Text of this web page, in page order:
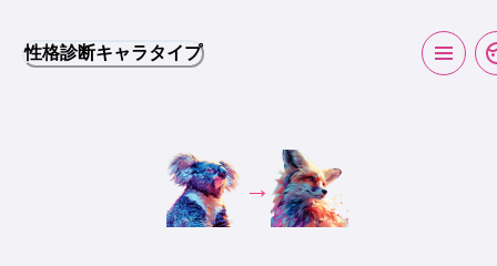
性格診断キャラタイプ
→